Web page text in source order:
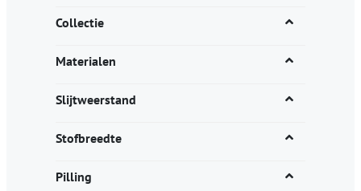
Collectie
Materialen
Slijtweerstand
Stofbreedte
Pilling